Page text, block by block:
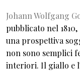
Johann Wolfgang
pubblicato nel
una prospettiva
non sono semplici
interiori. Il giallo e